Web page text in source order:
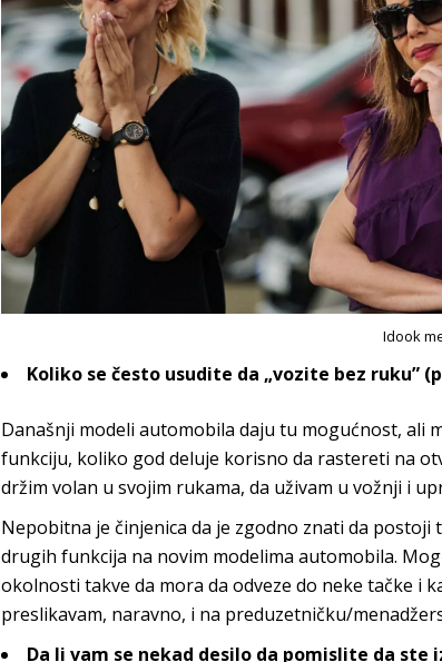
Idook
Koliko se često usudite da „vozite bez ruku”
Današnji modeli automobila daju tu mogućnost, ali
funkciju, koliko god deluje korisno da rastereti na
držim volan u svojim rukama, da uživam u vožnji i
Nepobitna je činjenica da je zgodno znati da postoji
drugih funkcija na novim modelima automobila.
okolnosti takve da mora da odveze do neke tačke i
preslikavam, naravno, i na preduzetničku/menadž
Da li vam se nekad desilo da pomislite da ste